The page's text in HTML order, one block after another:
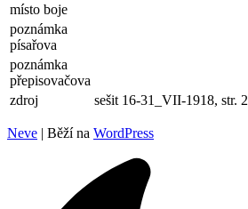
místo boje
poznámka
písařova
poznámka
přepisovačova
zdroj
sešit 16-31_VII-1918, str. 2
Neve | Běží na WordPress